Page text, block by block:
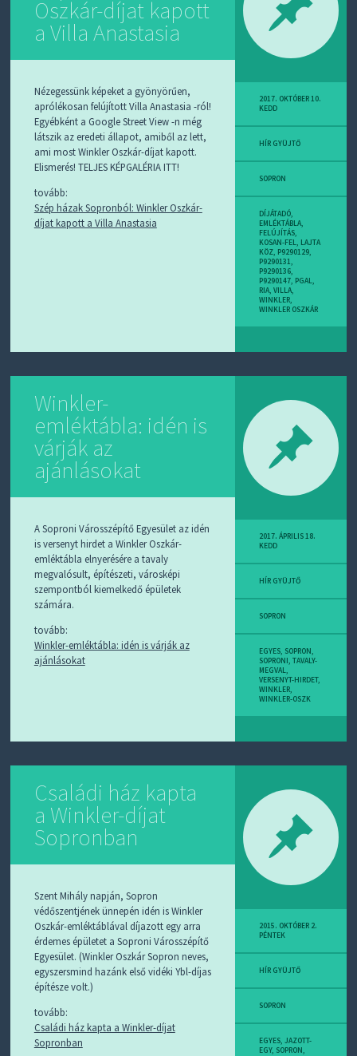
Oszkár-díjat kapott
a Villa Anastasia
Nézegessünk képeket a gyönyörűen,
aprólékosan felújított Villa Anastasia -ról!
Egyébként a Google Street View -n még
látszik az eredeti állapot, amiből az lett,
ami most Winkler Oszkár-díjat kapott.
Elismerés! TELJES KÉPGALÉRIA ITT!
tovább:
Szép házak Sopronból: Winkler Oszkár-
díjat kapott a Villa Anastasia
2017. OKTÓBER 10.
KEDD
HÍR GYÜJTŐ
SOPRON
DÍJÁTADÓ,
EMLÉKTÁBLA,
FELÚJÍTÁS,
KOSAN-FEL, LAJTA
KÖZ, P9290129,
P9290131,
P9290136,
P9290147, PGAL,
RIA,VILLA,
WINKLER,
WINKLER OSZKÁR
Winkler-
emléktábla: idén is
várják az
ajánlásokat
A Soproni Városszépítő Egyesület az idén
is versenyt hirdet a Winkler Oszkár-
emléktábla elnyerésére a tavaly
megvalósult, építészeti, városképi
szempontból kiemelkedő épületek
számára.
tovább:
Winkler-emléktábla: idén is várják az
ajánlásokat
2017. ÁPRILIS 18.
KEDD
HÍR GYÜJTŐ
SOPRON
EGYES, SOPRON,
SOPRONI,TAVALY-
MEGVAL,
VERSENYT-HIRDET,
WINKLER,
WINKLER-OSZK
Családi ház kapta
a Winkler-díjat
Sopronban
Szent Mihály napján, Sopron
védőszentjének ünnepén idén is Winkler
Oszkár-emléktáblával díjazott egy arra
érdemes épületet a Soproni Városszépítő
Egyesület. (Winkler Oszkár Sopron neves,
egyszersmind hazánk első vidéki Ybl-díjas
építésze volt.)
tovább:
Családi ház kapta a Winkler-díjat
Sopronban
2015. OKTÓBER 2.
PÉNTEK
HÍR GYÜJTŐ
SOPRON
EGYES,JAZOTT-
EGY, SOPRON,